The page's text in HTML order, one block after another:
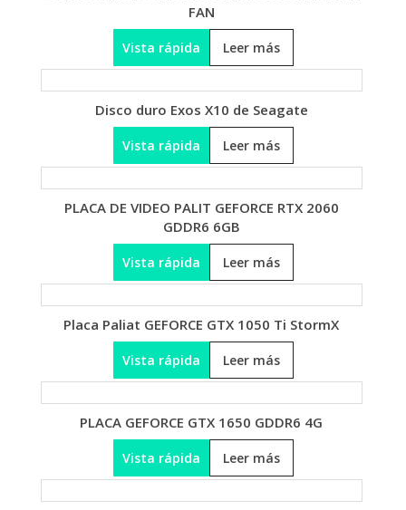
FAN
Leer más
Vista rápida
Disco duro Exos X10 de Seagate
Leer más
Vista rápida
PLACA DE VIDEO PALIT GEFORCE RTX 2060
GDDR6 6GB
Leer más
Vista rápida
Placa Paliat GEFORCE GTX 1050 Ti StormX
Leer más
Vista rápida
PLACA GEFORCE GTX 1650 GDDR6 4G
Leer más
Vista rápida